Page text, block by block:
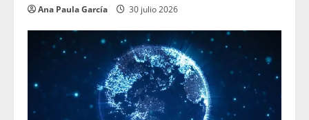
Ana Paula García 30 julio 2026